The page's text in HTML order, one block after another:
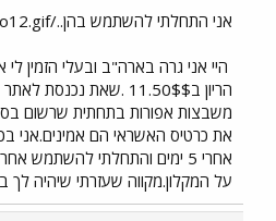
אני התחלתי להשתמש בהן../images/Emo12.gif
הריון ב11.50$$ .שאת
משבצות אפורות בתחתית שרשום
את כרטיס האשראי הם אמינים.אני
אחרי 5 ימים והתחלתי להשתמש
על המקלון.מקווה שעזרתי שיהיה